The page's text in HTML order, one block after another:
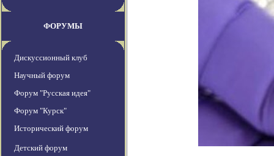
ФОРУМЫ
Дискуссионный клуб
Научный форум
Форум "Русская идея"
Форум "Курск"
Исторический форум
Детский форум